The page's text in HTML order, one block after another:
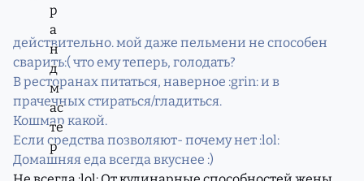
действительно. мой даже пельмени не способен
сварить:( что ему теперь, голодать?
В ресторанах питаться, наверное :grin: и в
прачечных стираться/гладиться.
Кошмар какой.
Если средства позволяют- почему нет :lol:
Домашняя еда всегда вкуснее :)